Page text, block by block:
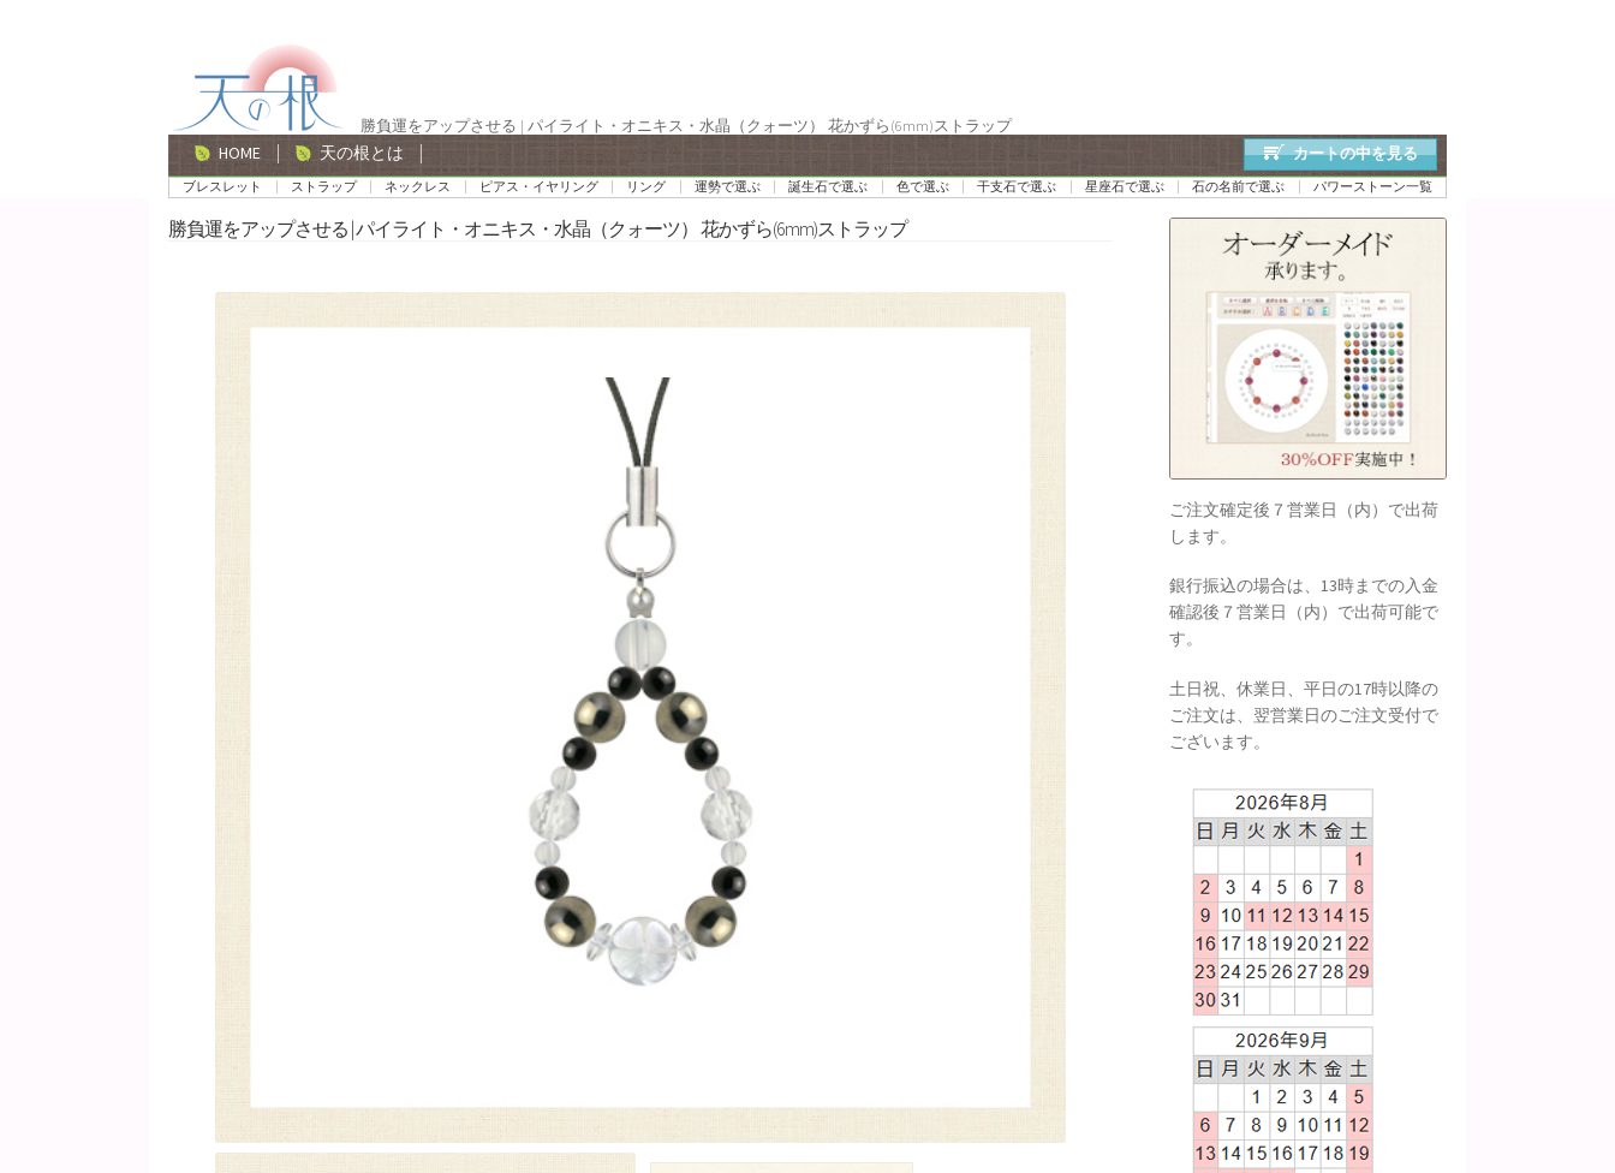
ー
シ
ョ
ン
ン
ツ
へ
ス
勝負運をアップさせる | パイライト・オニキス・水晶（クォーツ） 花かずら(6mm)ストラップ
HOME 天の根とは カートの中を見る
ブレスレット ストラップ ネックレス ピアス・イヤリング リング 運勢で選ぶ 誕生石で選ぶ 色で選ぶ 干支石で選ぶ 星座石で選ぶ 石の名前で選ぶ パワーストーン一覧
勝負運をアップさせる | パイライト・オニキス・水晶（クォーツ） 花かずら(6mm)ストラップ
ご注文確定後７営業日（内）で出荷
します。
銀行振込の場合は、13時までの入金
確認後７営業日（内）で出荷可能で
す。
土日祝、休業日、平日の17時以降の
ご注文は、翌営業日のご注文受付で
ございます。